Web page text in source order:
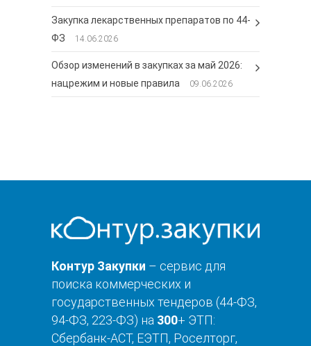
Закупка лекарственных препаратов по 44-
ФЗ
14.06.2026
Обзор изменений в закупках за май 2026:
нацрежим и новые правила
09.06.2026
Контур Закупки – сервис для
поиска коммерческих и
государственных тендеров (44-ФЗ,
94-ФЗ, 223-ФЗ) на 300+ ЭТП:
Сбербанк-АСТ, ЕЭТП, Роселторг,